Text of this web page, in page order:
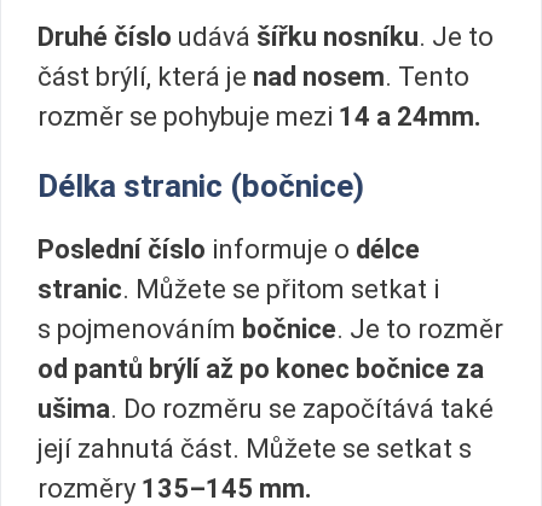
Druhé číslo udává šířku nosníku. Je to
část brýlí, která je nad nosem. Tento
rozměr se pohybuje mezi 14 a 24mm.
Délka stranic (bočnice)
Poslední číslo informuje o délce
stranic. Můžete se přitom setkat i
s pojmenováním bočnice. Je to rozměr
od pantů brýlí až po konec bočnice za
ušima. Do rozměru se započítává také
její zahnutá část. Můžete se setkat s
rozměry 135–145 mm.